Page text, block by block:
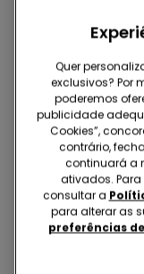
-41%
Top de Biquíni Push-
Almofadado Chevron
16,99 € 10,00 € -41%
Quer
exclusivos? Por
poderemos
publicidade
Cookies”,
contrário,
continuará a
ativados.
consultar a
para alterar as
preferências